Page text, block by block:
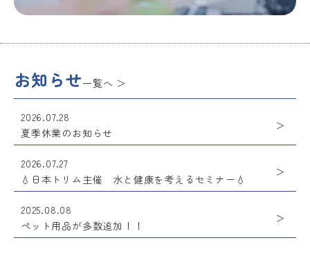
お知らせ一覧へ
2026.07.28
夏季休業のお知らせ
2026.07.27
💧日本トリム主催 水と健康を考えるセミナー💧
2025.08.08
ペット用品が多数追加！！